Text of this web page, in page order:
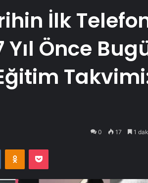
İlk
Önce
0 17 1
VKontakteOdnoklassniki
Pocket